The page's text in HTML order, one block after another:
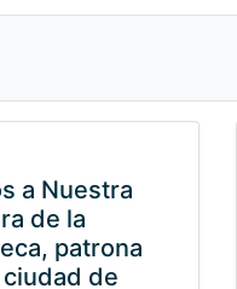
a Nuestra
de la
patrona
de